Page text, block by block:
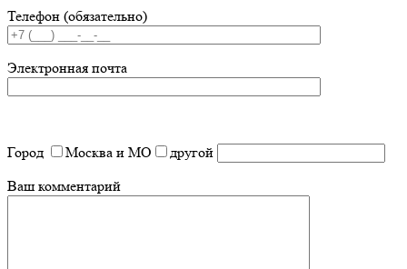
Телефон (обязательно)
Электронная почта
Город Москва и МО
другой
Ваш комментарий